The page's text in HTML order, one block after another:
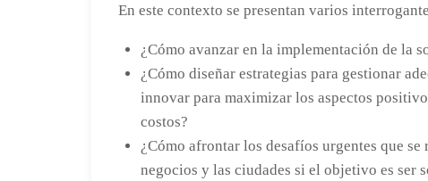
En este contexto se presentan varios
¿Cómo avanzar en la implementación de la
¿Cómo diseñar estrategias para gestionar
innovar para maximizar los aspectos
costos?
¿Cómo afrontar los desafíos urgentes que
negocios y las ciudades si el objetivo es ser